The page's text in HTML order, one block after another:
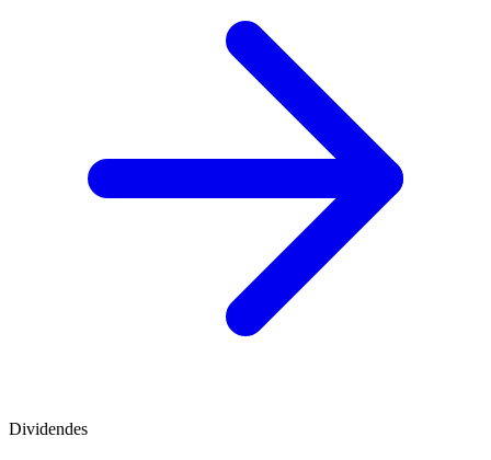
Dividendes